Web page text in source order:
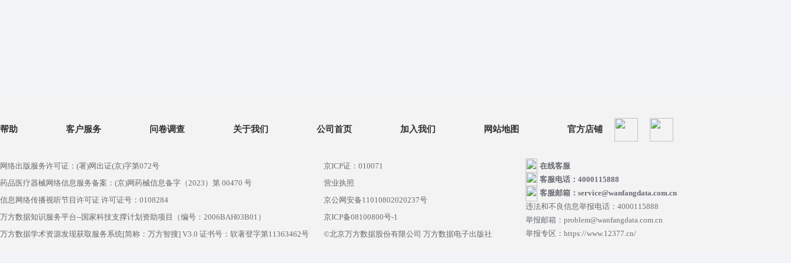
帮助 客户服务 问卷调查 关于我们 公司首页 加入我们 网站地图 官方店铺
网络出版服务许可证：(署)网出证(京)字第072号
药品医疗器械网络信息服务备案：(京)网药械信息备字（2023）第 00470 号
信息网络传播视听节目许可证 许可证号：0108284
万方数据知识服务平台--国家科技支撑计划资助项目（编号：2006BAH03B01）
万方数据学术资源发现获取服务系统[简称：万方智搜] V3.0 证书号：软著登字第11363462号
京ICP证：010071
营业执照
京公网安备11010802020237号
京ICP备08100800号-1
©北京万方数据股份有限公司 万方数据电子出版社
在线客服
客服电话：4000115888
客服邮箱：service@wanfangdata.com.cn
违法和不良信息举报电话：4000115888
举报邮箱：problem@wanfangdata.com.cn
举报专区：https://www.12377.cn/